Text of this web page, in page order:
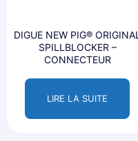
DIGUE NEW PIG® ORIGINAL
SPILLBLOCKER –
CONNECTEUR
LIRE LA SUITE